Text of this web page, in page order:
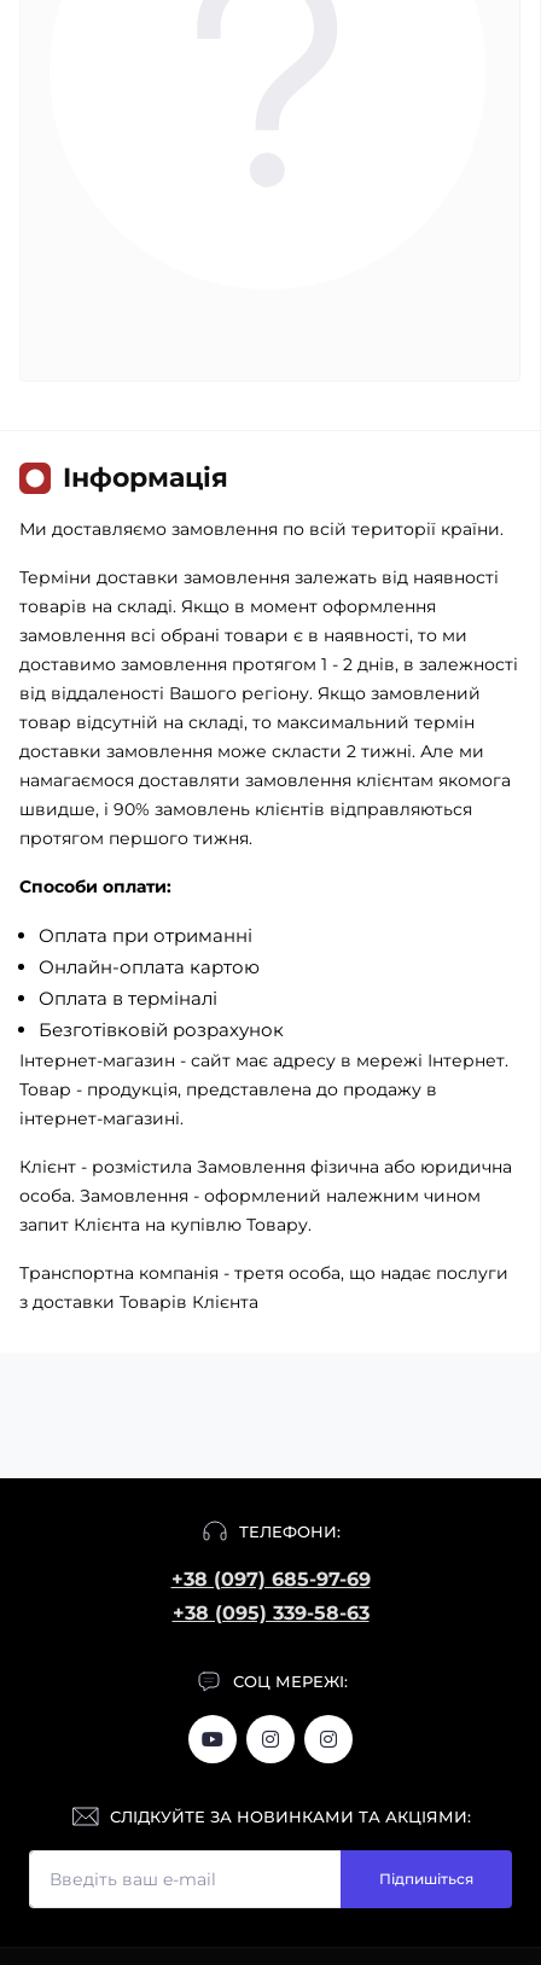
Iнформація
Ми доставляємо замовлення по всій території країни.
Терміни доставки замовлення залежать від наявності
товарів на складі. Якщо в момент оформлення
замовлення всі обрані товари є в наявності, то ми
доставимо замовлення протягом 1 - 2 днів, в залежності
від віддаленості Вашого регіону. Якщо замовлений
товар відсутній на складі, то максимальний термін
доставки замовлення може скласти 2 тижні. Але ми
намагаємося доставляти замовлення клієнтам якомога
швидше, і 90% замовлень клієнтів відправляються
протягом першого тижня.
Способи оплати:
Оплата при отриманні
Онлайн-оплата картою
Оплата в терміналі
Безготівковій розрахунок
Інтернет-магазин - сайт має адресу в мережі Інтернет.
Товар - продукція, представлена ​​до продажу в
інтернет-магазині.
Клієнт - розмістила Замовлення фізична або юридична
особа. Замовлення - оформлений належним чином
запит Клієнта на купівлю Товару.
Транспортна компанія - третя особа, що надає послуги
з доставки Товарів Клієнта
ТЕЛЕФОНИ:
+38 (097) 685-97-69
+38 (095) 339-58-63
СОЦ МЕРЕЖІ:
СЛІДКУЙТЕ ЗА НОВИНКАМИ ТА АКЦІЯМИ:
Підпишіться